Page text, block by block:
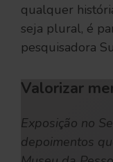
qualquer
seja plural, é
pesquisadora
Valorizar
Exposição no
depoimentos